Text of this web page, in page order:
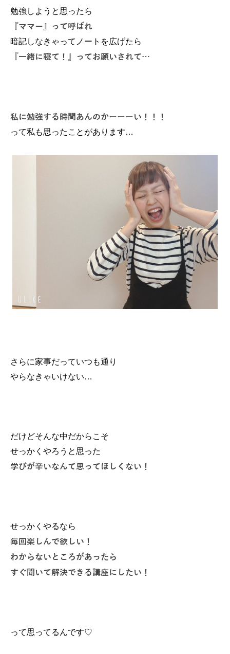
勉強しようと思ったら
『ママー』って呼ばれ
暗記しなきゃってノートを広げたら
『一緒に寝て！』ってお願いされて…
私に勉強する時間あんのかーーーい！！！
って私も思ったことがあります…
さらに家事だっていつも通り
やらなきゃいけない…
だけどそんな中だからこそ
せっかくやろうと思った
学びが辛いなんて思ってほしくない！
せっかくやるなら
毎回楽しんで欲しい！
わからないところがあったら
すぐ聞いて解決できる講座にしたい！
って思ってるんです♡